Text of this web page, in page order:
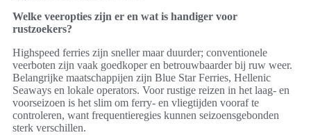
Welke veeropties zijn er en wat is handiger voor
rustzoekers?
Highspeed ferries zijn sneller maar duurder; conventionele
veerboten zijn vaak goedkoper en betrouwbaarder bij ruw weer.
Belangrijke maatschappijen zijn Blue Star Ferries, Hellenic
Seaways en lokale operators. Voor rustige reizen in het laag- en
voorseizoen is het slim om ferry- en vliegtijden vooraf te
controleren, want frequentieregies kunnen seizoensgebonden
sterk verschillen.